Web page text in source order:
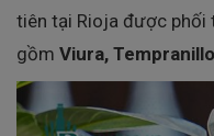
tiên tại Rioja được
gồm Viura,